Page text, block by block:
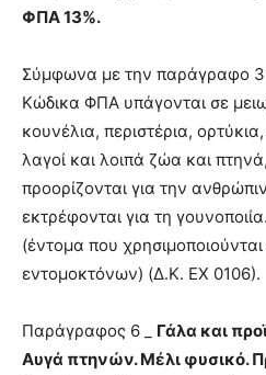
ΦΠΑ 13%.
Σύμφωνα με την παράγραφο 3
Κώδικα ΦΠΑ υπάγονται σε
κουνέλια, περιστέρια,
λαγοί και λοιπά ζώα και
προορίζονται για την
εκτρέφονται για τη
(έντομα που χρησιμοποιούνται
εντομοκτόνων) (Δ.Κ. ΕΧ 0106).
Παράγραφος 6 _ Γάλα και
Αυγά πτηνών. Μέλι φυσικό.